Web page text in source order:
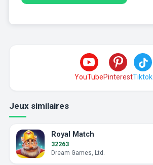
YouTubePinterestTiktok
Jeux similaires
Royal Match
32263
Dream Games, Ltd.